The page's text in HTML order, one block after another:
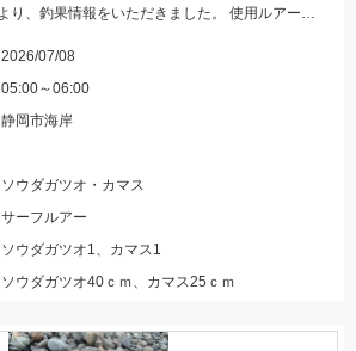
ジャクソン井熊さんさんより、釣果情報をいただきました。 使用ルアーは ジグ：メタルエフェクトLC ミノー：アスリート105SSＰ
2026/07/08
05:00～06:00
静岡市海岸
ソウダガツオ・カマス
サーフルアー
ソウダガツオ1、カマス1
ソウダガツオ40ｃｍ、カマス25ｃｍ